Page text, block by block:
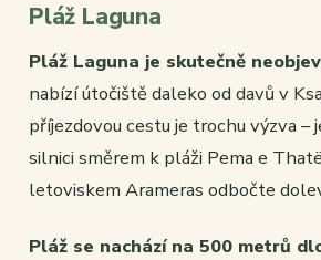
Pláž Laguna
Pláž Laguna je skutečně
nabízí útočiště daleko od davů v
příjezdovou cestu je trochu výzva
silnici směrem k pláži Pema e
letoviskem Arameras odbočte
Pláž se nachází na 500 metrů